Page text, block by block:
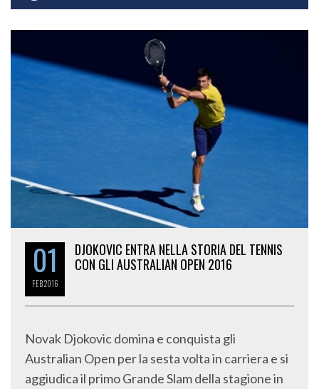
01
FEB2016
DJOKOVIC ENTRA NELLA STORIA DEL TENNIS
CON GLI AUSTRALIAN OPEN 2016
Novak Djokovic domina e conquista gli
Australian Open per la sesta volta in carriera e si
aggiudica il primo Grande Slam della stagione in